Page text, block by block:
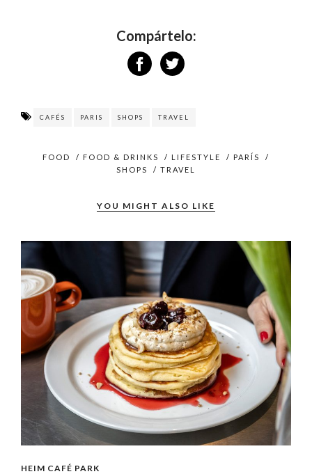
Compártelo:
CAFÉS PARIS SHOPS TRAVEL
FOOD / FOOD & DRINKS / LIFESTYLE / PARÍS
/
SHOPS
/ TRAVEL
YOU MIGHT ALSO LIKE
HEIM CAFÉ PARK